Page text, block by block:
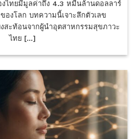
ไทยมีมูลค่าถึง 4.3 หมื่นล้านดอลลาร์
งโลก บทความนี้เจาะลึกตัวเลข
สะท้อนจากผู้นำอุตสาหกรรมสุขภาวะ
ไทย [...]